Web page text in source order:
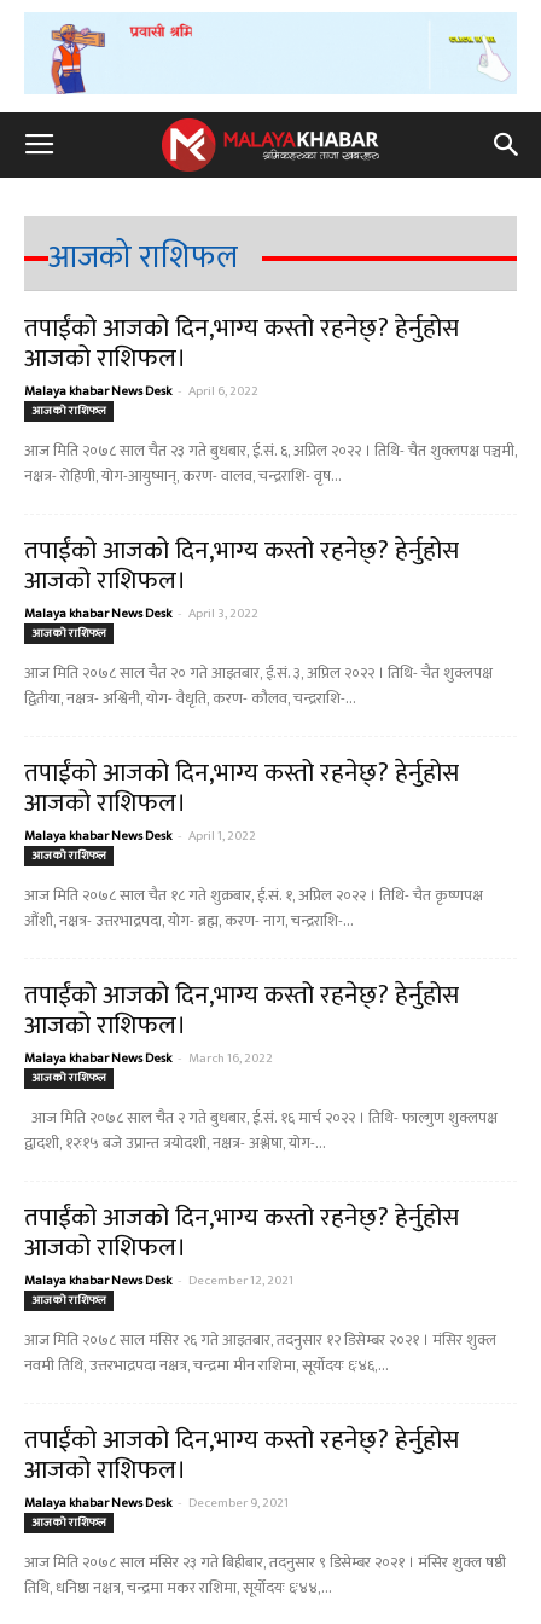
आजको राशिफल
तपाईंको आजको दिन,भाग्य कस्तो रहनेछ्? हेर्नुहोस
आजको राशिफल।
Malaya khabar News Desk - April 6, 2022
आजको राशिफल
आज मिति २०७८ साल चैत २३ गते बुधबार, ई.सं. ६, अप्रिल २०२२ । तिथि- चैत शुक्लपक्ष पञ्चमी,
नक्षत्र- रोहिणी, योग-आयुष्मान्, करण- वालव, चन्द्रराशि- वृष...
तपाईंको आजको दिन,भाग्य कस्तो रहनेछ्? हेर्नुहोस
आजको राशिफल।
Malaya khabar News Desk - April 3, 2022
आजको राशिफल
आज मिति २०७८ साल चैत २० गते आइतबार, ई.सं. ३, अप्रिल २०२२ । तिथि- चैत शुक्लपक्ष
द्वितीया, नक्षत्र- अश्विनी, योग- वैधृति, करण- कौलव, चन्द्रराशि-...
तपाईंको आजको दिन,भाग्य कस्तो रहनेछ्? हेर्नुहोस
आजको राशिफल।
Malaya khabar News Desk - April 1, 2022
आजको राशिफल
आज मिति २०७८ साल चैत १८ गते शुक्रबार, ई.सं. १, अप्रिल २०२२ । तिथि- चैत कृष्णपक्ष
औंशी, नक्षत्र- उत्तरभाद्रपदा, योग- ब्रह्म, करण- नाग, चन्द्रराशि-...
तपाईंको आजको दिन,भाग्य कस्तो रहनेछ्? हेर्नुहोस
आजको राशिफल।
Malaya khabar News Desk - March 16, 2022
आजको राशिफल
आज मिति २०७८ साल चैत २ गते बुधबार, ई.सं. १६ मार्च २०२२ । तिथि- फाल्गुण शुक्लपक्ष
द्वादशी, १२ः१५ बजे उप्रान्त त्रयोदशी, नक्षत्र- अश्लेषा, योग-...
तपाईंको आजको दिन,भाग्य कस्तो रहनेछ्? हेर्नुहोस
आजको राशिफल।
Malaya khabar News Desk - December 12, 2021
आजको राशिफल
आज मिति २०७८ साल मंसिर २६ गते आइतबार, तदनुसार १२ डिसेम्बर २०२१ । मंसिर शुक्ल
नवमी तिथि, उत्तरभाद्रपदा नक्षत्र, चन्द्रमा मीन राशिमा, सूर्योदयः ६ः४६,...
तपाईंको आजको दिन,भाग्य कस्तो रहनेछ्? हेर्नुहोस
आजको राशिफल।
Malaya khabar News Desk - December 9, 2021
आजको राशिफल
आज मिति २०७८ साल मंसिर २३ गते बिहीबार, तदनुसार ९ डिसेम्बर २०२१ । मंसिर शुक्ल षष्ठी
तिथि, धनिष्ठा नक्षत्र, चन्द्रमा मकर राशिमा, सूर्योदयः ६ः४४,...